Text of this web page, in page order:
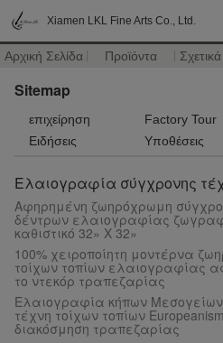
Xiamen LKL Fine Arts Co., Ltd.
Αρχική Σελίδα Προϊόντα
Sitemap
επιχείρηση Factory Tour
Ειδήσεις
Υποθέσεις
Ελαιογραφία σύγχρονης
Αφηρημένη ζωηρόχρωμη
δέντρων ελαιογραφίας
καθιστικό 32» Χ 32»
100% χειροποίητη μοντέρνα
τοίχων τοπίων ελαιογραφίας
το ντεκόρ τραπεζαρίας
Ελαιογραφία κήπων
τέχνη τοίχων τοπίων
διακόσμηση τραπεζαρίας